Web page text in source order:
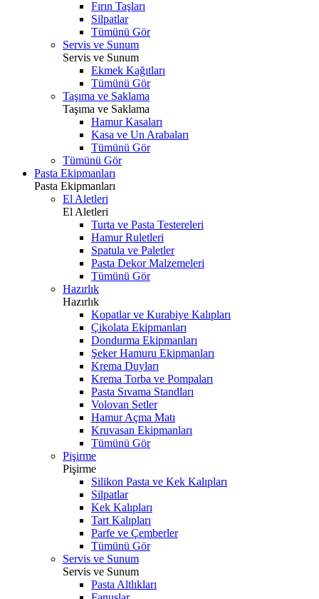
Fırın Taşları
Silpatlar
Tümünü Gör
Servis ve Sunum
Servis ve Sunum
Ekmek Kağıtları
Tümünü Gör
Taşıma ve Saklama
Taşıma ve Saklama
Hamur Kasaları
Kasa ve Un Arabaları
Tümünü Gör
Tümünü Gör
Pasta Ekipmanları
Pasta Ekipmanları
El Aletleri
El Aletleri
Turta ve Pasta Testereleri
Hamur Ruletleri
Spatula ve Paletler
Pasta Dekor Malzemeleri
Tümünü Gör
Hazırlık
Hazırlık
Kopatlar ve Kurabiye Kalıpları
Çikolata Ekipmanları
Dondurma Ekipmanları
Şeker Hamuru Ekipmanları
Krema Duyları
Krema Torba ve Pompaları
Pasta Sıvama Standları
Volovan Setler
Hamur Açma Matı
Kruvasan Ekipmanları
Tümünü Gör
Pişirme
Pişirme
Silikon Pasta ve Kek Kalıpları
Silpatlar
Kek Kalıpları
Tart Kalıpları
Parfe ve Çemberler
Tümünü Gör
Servis ve Sunum
Servis ve Sunum
Pasta Altlıkları